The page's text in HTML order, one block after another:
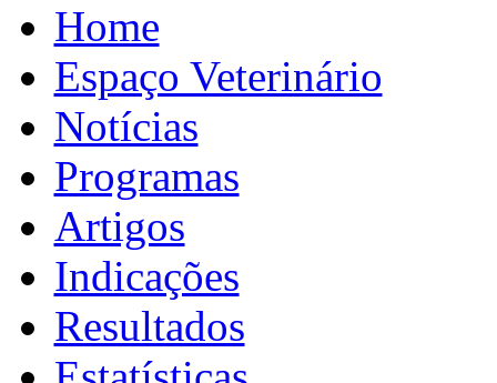
Home
Espaço Veterinário
Notícias
Programas
Artigos
Indicações
Resultados